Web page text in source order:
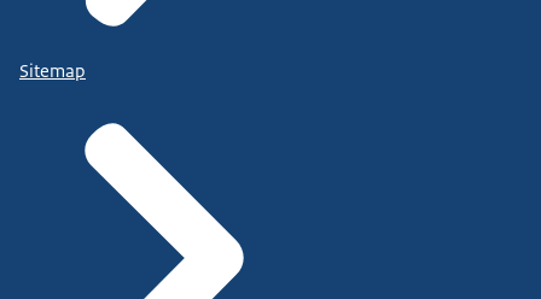
Sitemap